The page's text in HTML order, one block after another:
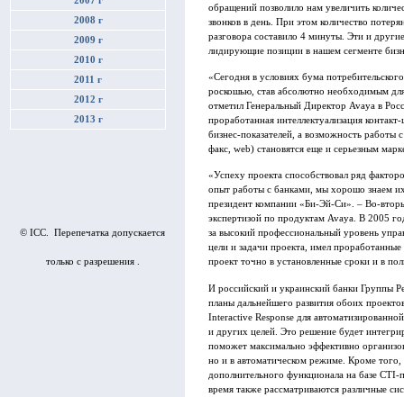
2008 г
2009 г
2010 г
2011 г
2012 г
2013 г
© ICC. Перепечатка допускается
только с разрешения .
обращений позволило нам увеличить
звонков в день. При этом количество
разговора составило 4 минуты. Эти и
лидирующие позиции в нашем сегменте
«Сегодня в условиях бума
роскошью, став абсолютно необходимым
отметил Генеральный Директор Avaya в
проработанная интеллектуализация
бизнес-показателей, а возможность работы
факс, web) становятся еще и серьезным
«Успеху проекта способствовал ряд
опыт работы с банками, мы хорошо знаем
президент компании «Би-Эй-Си». – Во-
экспертизой по продуктам Avaya. В 2005
за высокий профессиональный уровень
цели и задачи проекта, имел
проект точно в установленные сроки и в
И российский и украинский банки Группы
планы дальнейшего развития обоих
Interactive Response для
и других целей. Это решение будет
поможет максимально эффективно
но и в автоматическом режиме. Кроме того,
дополнительного функционала на базе
время также рассматриваются различные